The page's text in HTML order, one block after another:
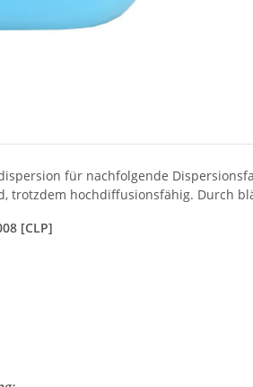
für nachfolgende
hochdiffusionsfähig. Durch
[CLP]